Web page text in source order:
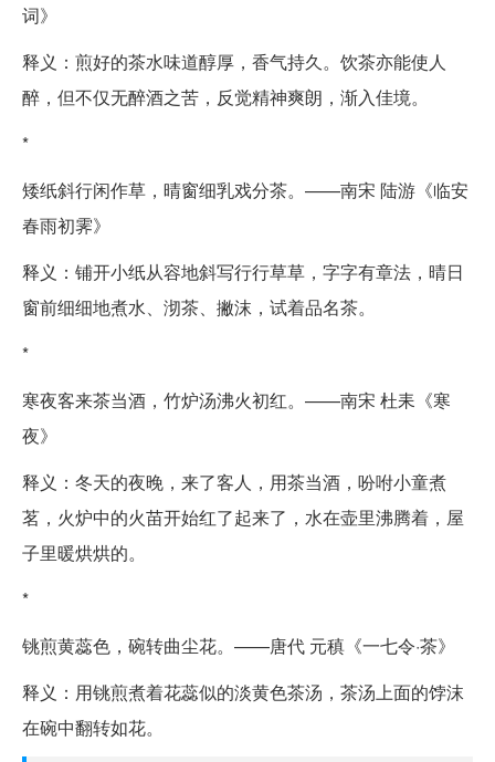
词》
释义：煎好的茶水味道醇厚，香气持久。饮茶亦能使人
醉，但不仅无醉酒之苦，反觉精神爽朗，渐入佳境。
*
矮纸斜行闲作草，晴窗细乳戏分茶。——南宋 陆游《临安
春雨初霁》
释义：铺开小纸从容地斜写行行草草，字字有章法，晴日
窗前细细地煮水、沏茶、撇沫，试着品名茶。
*
寒夜客来茶当酒，竹炉汤沸火初红。——南宋 杜耒《寒
夜》
释义：冬天的夜晚，来了客人，用茶当酒，吩咐小童煮
茗，火炉中的火苗开始红了起来了，水在壶里沸腾着，屋
子里暖烘烘的。
*
铫煎黄蕊色，碗转曲尘花。——唐代 元稹《一七令·茶》
释义：用铫煎煮着花蕊似的淡黄色茶汤，茶汤上面的饽沫
在碗中翻转如花。